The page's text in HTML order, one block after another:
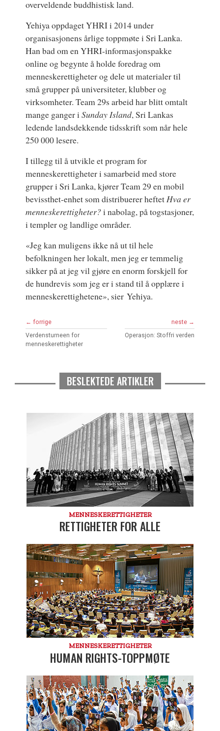
overveldende buddhistisk land.
Yehiya oppdaget YHRI i 2014 under
organisasjonens årlige toppmøte i Sri Lanka.
Han bad om en YHRI-informasjonspakke
online og begynte å holde foredrag om
menneskerettigheter og dele ut materialer til
små grupper på universiteter, klubber og
virksomheter. Team 29s arbeid har blitt omtalt
mange ganger iSunday Island, Sri Lankas
ledende landsdekkende tidsskrift som når hele
250 000 lesere.
I tillegg til å utvikle et program for
menneskerettigheter i samarbeid med store
grupper i Sri Lanka, kjører Team 29 en mobil
bevissthet-enhet som distribuerer heftetHva er
menneskerettigheter?i nabolag, på togstasjoner,
i templer og landlige områder.
«Jeg kan muligens ikke nå ut til hele
befolkningen her lokalt, men jeg er temmelig
sikker på at jeg vil gjøre en enorm forskjell for
de hundrevis som jeg er i stand til å opplære i
menneskerettighetene», sier Yehiya.
← forrige
Verdensturneen for
menneskerettigheter
neste →
Operasjon: Stoffri verden
BESLEKTEDE ARTIKLER
MENNESKE­RETTIGHETER
RETTIGHETER FOR ALLE
MENNESKE­RETTIGHETER
HUMAN RIGHTS-TOPPMØTE